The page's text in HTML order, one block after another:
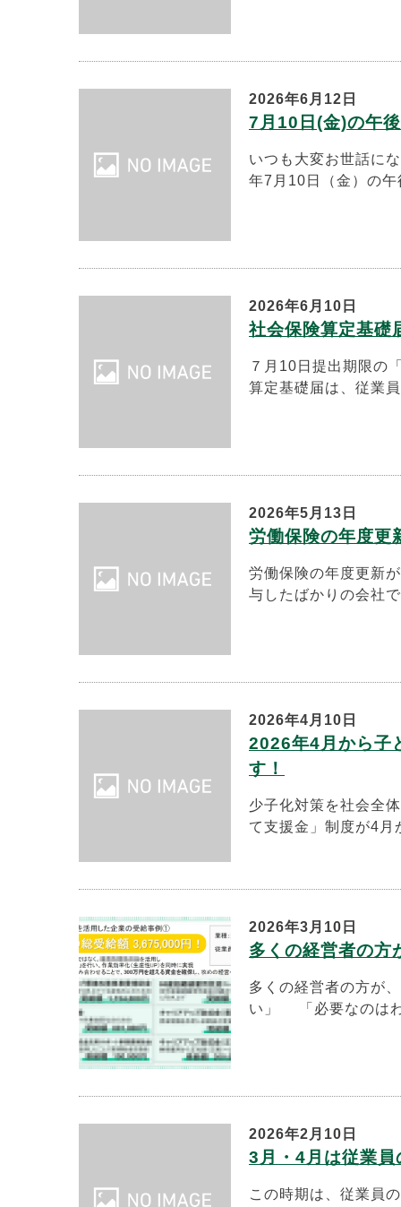
2026年6月12日
7月10日(金)の午
いつも大変お世話に
年7月10日（金）の
2026年6月10日
社会保険算定基礎
７月10日提出期限の
算定基礎届は、従業
2026年5月13日
労働保険の年度更
労働保険の年度更新
与したばかりの会社
2026年4月10日
2026年4月から子
す！
少子化対策を社会全
て支援金」制度が4
2026年3月10日
多くの経営者の方
多くの経営者の方が
い」 「必要なのは
2026年2月10日
3月・4月は従業
この時期は、従業員